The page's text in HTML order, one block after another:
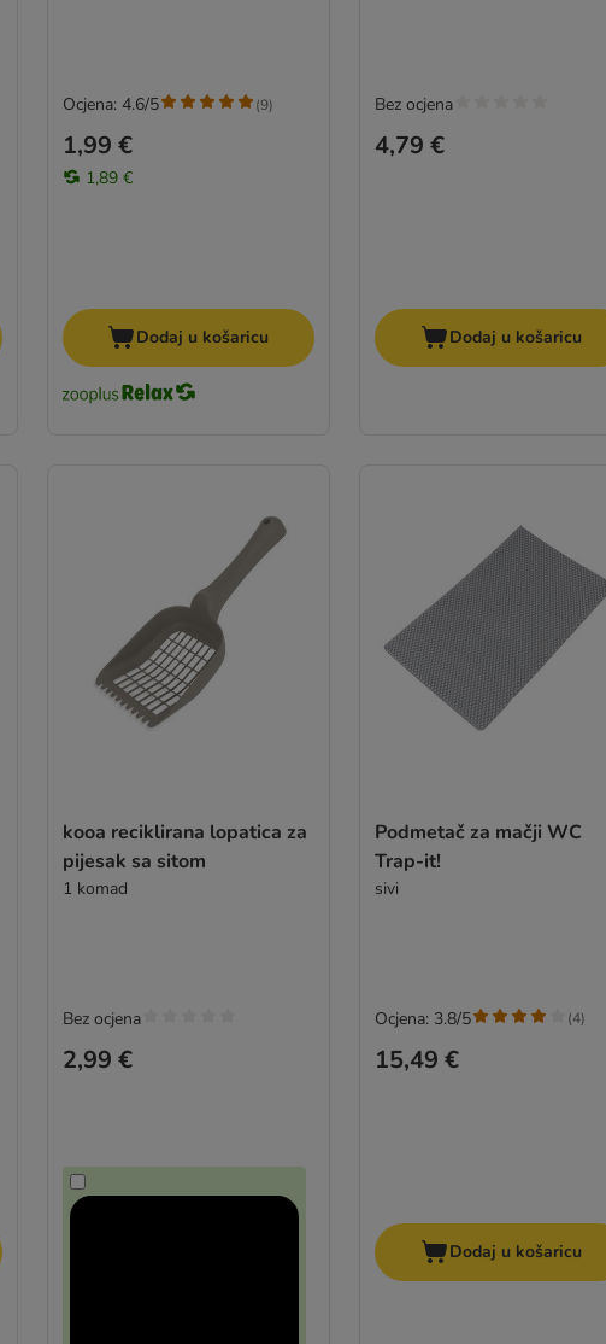
1,99 €
1,89 €
Ocjena: 4.6/5 (9)
Dodaj u košaricu
4,79 €
Bez ocjena
Dodaj u košaricu
kooa reciklirana lopatica za
pijesak sa sitom
1 komad
2,99 €
Bez ocjena
Podmetač za mačji WC
Trap-it!
sivi
15,49 €
Ocjena: 3.8/5 (4)
Dodaj u košaricu